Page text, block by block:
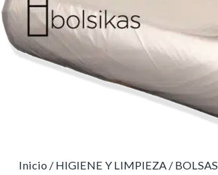
Inicio / HIGIENE Y LIMPIEZA / BOLSAS